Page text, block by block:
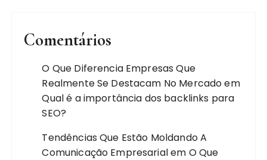
Comentários
O Que Diferencia Empresas Que
Realmente Se Destacam No Mercadoem
Qual é a importância dos backlinks para
SEO?
Tendências Que Estão Moldando A
Comunicação Empresarialem O Que